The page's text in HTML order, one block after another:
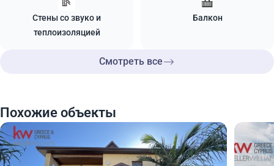
Стены со звуко и
теплоизоляцией
Балкон
Смотреть все
Похожие объекты